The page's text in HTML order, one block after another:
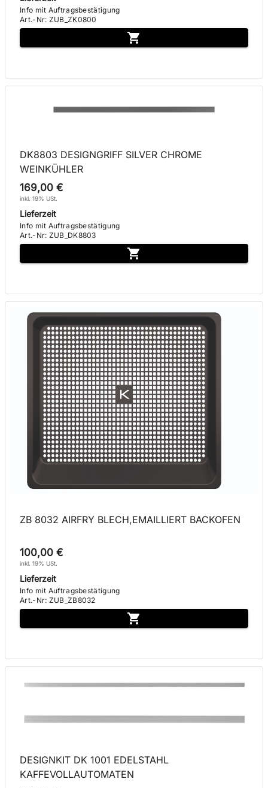
Info mit Auftragsbestätigung
Art.-Nr: ZUB_ZK0800
DK8803 DESIGNGRIFF SILVER CHROME
WEINKÜHLER
169,00 €
inkl. 19% USt.
Lieferzeit
Info mit Auftragsbestätigung
Art.-Nr: ZUB_DK8803
ZB 8032 AIRFRY BLECH,EMAILLIERT BACKOFEN
100,00 €
inkl. 19% USt.
Lieferzeit
Info mit Auftragsbestätigung
Art.-Nr: ZUB_ZB8032
DESIGNKIT DK 1001 EDELSTAHL
KAFFEVOLLAUTOMATEN